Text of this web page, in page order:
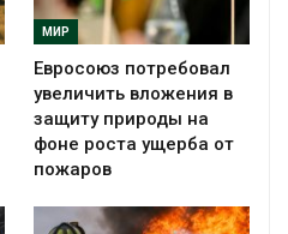
МИР
Евросоюз потребовал
увеличить вложения в
защиту природы на
фоне роста ущерба от
пожаров